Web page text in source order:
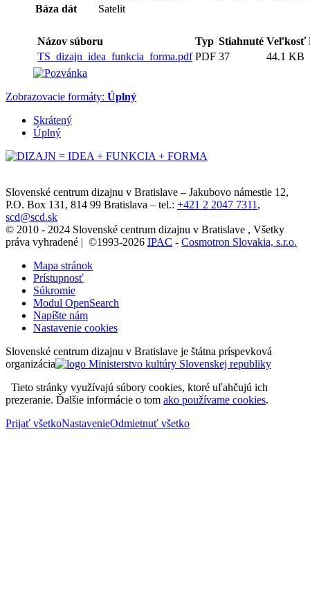
Báza dát
Satelit
Názov súboru Typ Stiahnuté Veľkosť
TS_dizajn_idea_funkcia_forma.pdf PDF 37 44.1 KB
Zobrazovacie formáty: Úplný
Skrátený
Úplný
Slovenské centrum dizajnu v Bratislave – Jakubovo námestie 12,
P.O. Box 131, 814 99 Bratislava – tel.: +421 2 2047 7311 ,
scd@scd.sk
© 2010 - 2024 Slovenské centrum dizajnu v Bratislave , Všetky
práva vyhradené | ©1993-2026 IPAC - Cosmotron Slovakia, s.r.o.
Mapa stránok
Prístupnosť
Súkromie
Modul OpenSearch
Napíšte nám
Nastavenie cookies
Slovenské centrum dizajnu v Bratislave je štátna príspevková
organizácia
Tieto stránky využívajú súbory cookies, ktoré uľahčujú ich
prezeranie. Ďalšie informácie o tom ako používame cookies.
Prijať všetkoNastavenieOdmietnuť všetko